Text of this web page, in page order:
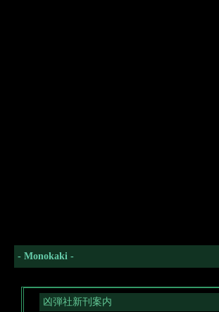
- Monokaki -
凶弾社新刊案内